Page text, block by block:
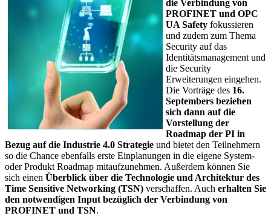
die Verbindung von
PROFINET und OPC
UA Safety fokussieren
und zudem zum Thema
Security auf das
Identitätsmanagement und
die Security
Erweiterungen eingehen.
Die Vorträge des 16.
Septembers beziehen
sich dann auf die
Vorstellung der
Roadmap der PI in
Bezug auf die Industrie 4.0 Strategie und bietet den Teilnehmern
so die Chance ebenfalls erste Einplanungen in die eigene System-
oder Produkt Roadmap mitaufzunehmen. Außerdem können Sie
sich einen Überblick über die Technologie und Architektur des
Time Sensitive Networking (TSN) verschaffen. Auch erhalten Sie
den notwendigen Input bezüglich der Verbindung von
PROFINET und TSN.